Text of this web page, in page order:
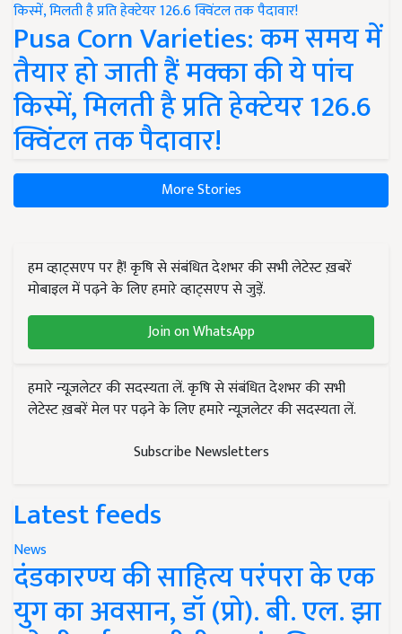
Pusa Corn Varieties: कम समय में
तैयार हो जाती हैं मक्का की ये पांच
किस्में, मिलती है प्रति हेक्टेयर 126.6
क्विंटल तक पैदावार!
More Stories
हम व्हाट्सएप पर हैं! कृषि से संबंधित देशभर की सभी लेटेस्ट ख़बरें
मोबाइल में पढ़ने के लिए हमारे व्हाट्सएप से जुड़ें.
Join on WhatsApp
हमारे न्यूज़लेटर की सदस्यता लें. कृषि से संबंधित देशभर की सभी
लेटेस्ट ख़बरें मेल पर पढ़ने के लिए हमारे न्यूज़लेटर की सदस्यता लें.
Subscribe Newsletters
Latest feeds
News
दंडकारण्य की साहित्य परंपरा के एक
युग का अवसान, डॉ (प्रो). बी. एल. झा